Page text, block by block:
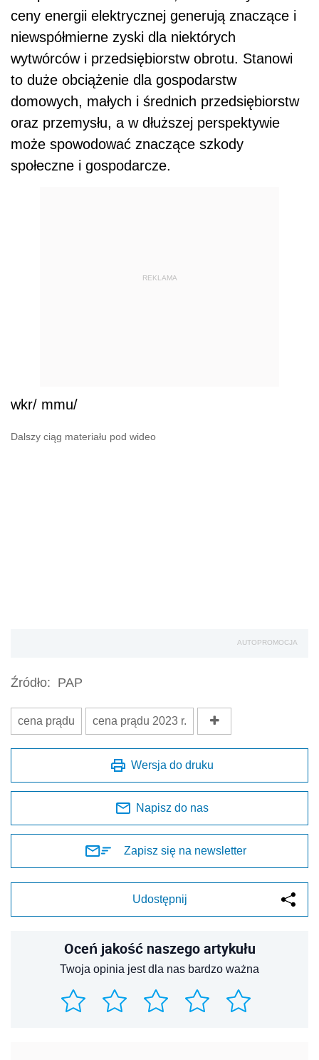
ceny energii elektrycznej generują znaczące i
niewspółmierne zyski dla niektórych
wytwórców i przedsiębiorstw obrotu. Stanowi
to duże obciążenie dla gospodarstw
domowych, małych i średnich przedsiębiorstw
oraz przemysłu, a w dłuższej perspektywie
może spowodować znaczące szkody
społeczne i gospodarcze.
REKLAMA
wkr/ mmu/
Dalszy ciąg materiału pod wideo
AUTOPROMOCJA
Źródło: PAP
cena prądu cena prądu 2023 r.
Wersja do druku
Napisz do nas
Zapisz się na newsletter
Udostępnij
Oceń jakość naszego artykułu
Twoja opinia jest dla nas bardzo ważna